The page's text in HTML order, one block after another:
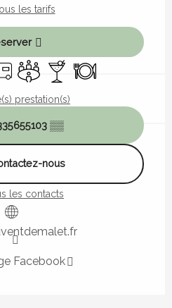
les tarifs
camping car
Salle de réunion
Bar / Buvette
Restaurant
prestation(s)
▒▒
nous
les contacts
Facebook